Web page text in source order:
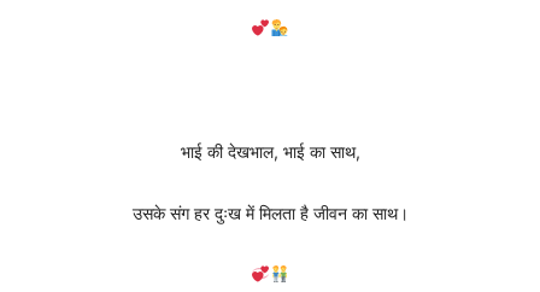
भाई की देखभाल, भाई का साथ,
उसके संग हर दुःख में मिलता है जीवन का साथ।